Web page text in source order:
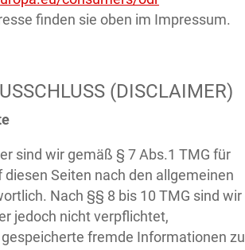
finden sie oben im Impressum.
(DISCLAIMER)
sind wir gemäß § 7 Abs.1 TMG für
Seiten nach den allgemeinen
Nach §§ 8 bis 10 TMG sind wir
jedoch nicht verpflichtet,
fremde Informationen zu